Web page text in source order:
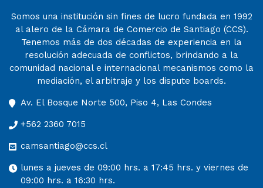
Somos una institución sin fines de lucro fundada en 1992
al alero de la Cámara de Comercio de Santiago (CCS).
Tenemos más de dos décadas de experiencia en la
resolución adecuada de conflictos, brindando a la
comunidad nacional e internacional mecanismos como la
mediación, el arbitraje y los dispute boards.
Av. El Bosque Norte 500, Piso 4, Las Condes
+562 2360 7015
camsantiago@ccs.cl
lunes a jueves de 09:00 hrs. a 17:45 hrs. y viernes de
09:00 hrs. a 16:30 hrs.